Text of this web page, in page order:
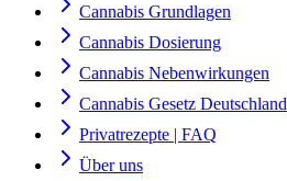
Cannabis Grundlagen
Cannabis Dosierung
Cannabis Nebenwirkungen
Cannabis Gesetz Deutschland
Privatrezepte | FAQ
Über uns